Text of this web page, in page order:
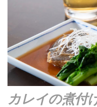
カレイの煮付